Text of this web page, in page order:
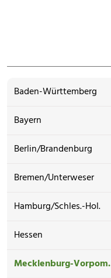
Baden-Württemberg
Bayern
Berlin/Brandenburg
Bremen/Unterweser
Hamburg/Schles.-Hol.
Hessen
Mecklenburg-Vorpom.